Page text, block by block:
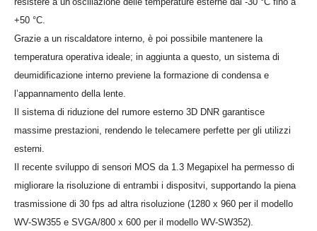
+50 °C.
Grazie a un riscaldatore interno, è poi possibile mantenere la
temperatura operativa ideale; in aggiunta a questo, un sistema di
deumidificazione interno previene la formazione di condensa e
l’appannamento della lente.
Il sistema di riduzione del rumore esterno 3D DNR garantisce
massime prestazioni, rendendo le telecamere perfette per gli utilizzi
esterni.
Il recente sviluppo di sensori MOS da 1.3 Megapixel ha permesso di
migliorare la risoluzione di entrambi i dispositvi, supportando la piena
trasmissione di 30 fps ad altra risoluzione (1280 x 960 per il modello
WV-SW355 e SVGA/800 x 600 per il modello WV-SW352).